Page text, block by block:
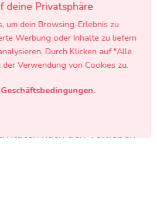
6-8 Wochen vor dem
Erstellt eine
ein Budget fest und klärt
im Blick
nach den Vorlieben
Privatsphäre
um dein Browsing-Erlebnis zu
Werbung oder Inhalte zu liefern
Durch Klicken auf "Alle
Verwendung von Cookies zu.